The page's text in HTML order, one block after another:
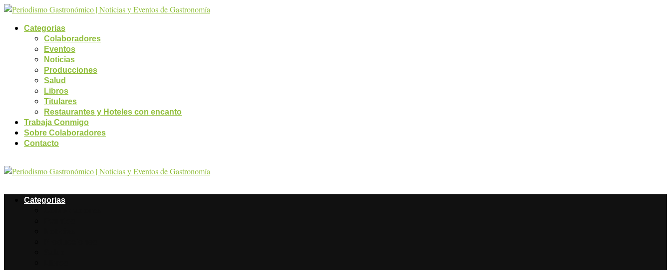
Categorias
Colaboradores
Eventos
Noticias
Producciones
Salud
Libros
Titulares
Restaurantes y Hoteles con encanto
Trabaja Conmigo
Sobre Colaboradores
Contacto
Categorias